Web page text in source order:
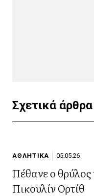
Σχετικά άρθρα
ΑΘΛΗΤΙΚΑ 05.05.26
Πέθανε ο
Πικουλίν Ορτίθ